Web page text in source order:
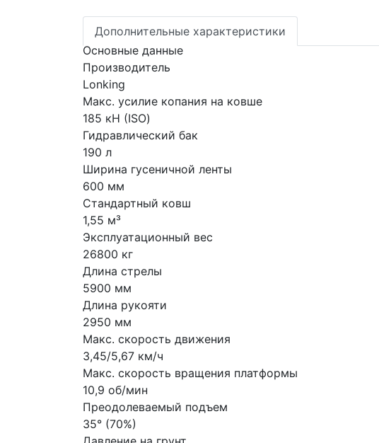
Дополнительные характеристики
Основные данные
Производитель
Lonking
Макс. усилие копания на ковше
185 кН (ISO)
Гидравлический бак
190 л
Ширина гусеничной ленты
600 мм
Стандартный ковш
1,55 м³
Эксплуатационный вес
26800 кг
Длина стрелы
5900 мм
Длина рукояти
2950 мм
Макс. скорость движения
3,45/5,67 км/ч
Макс. скорость вращения платформы
10,9 об/мин
Преодолеваемый подъем
35° (70%)